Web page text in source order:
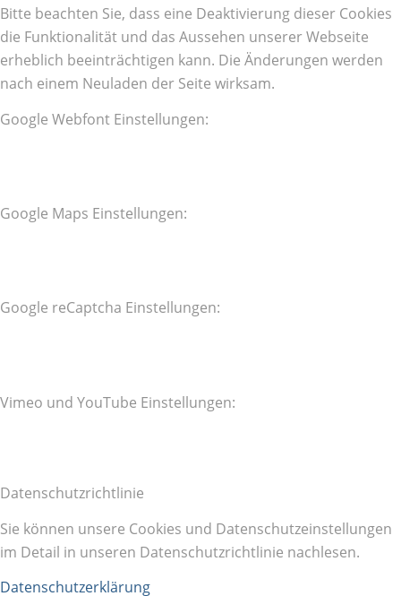
Bitte beachten Sie, dass eine Deaktivierung dieser Cookies
die Funktionalität und das Aussehen unserer Webseite
erheblich beeinträchtigen kann. Die Änderungen werden
nach einem Neuladen der Seite wirksam.
Google Webfont Einstellungen:
Google Maps Einstellungen:
Google reCaptcha Einstellungen:
Vimeo und YouTube Einstellungen:
Datenschutzrichtlinie
Sie können unsere Cookies und Datenschutzeinstellungen
im Detail in unseren Datenschutzrichtlinie nachlesen.
Datenschutzerklärung